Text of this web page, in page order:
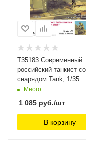
T35183 Современный
российский танкист со
снарядом Tank, 1/35
Много
1 085 руб./шт
В корзину